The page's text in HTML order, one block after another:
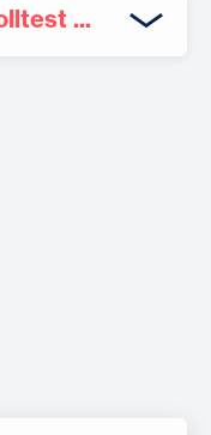
über das
Du
fördernden
...
der